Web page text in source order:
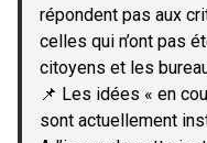
répondent pas aux
celles qui n’ont pas
citoyens et les
📌 Les idées « en
sont actuellement